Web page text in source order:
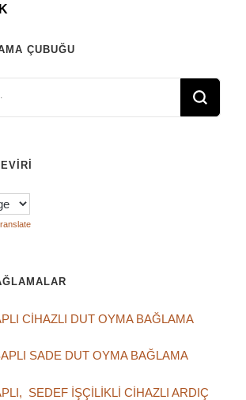
ÇUBUĞU
CİHAZLI DUT OYMA BAĞLAMA
SADE DUT OYMA BAĞLAMA
SEDEF İŞÇİLİKLİ CİHAZLI ARDIÇ